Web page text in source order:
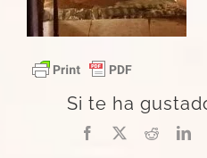
Si te ha
Facebook
X Reddit